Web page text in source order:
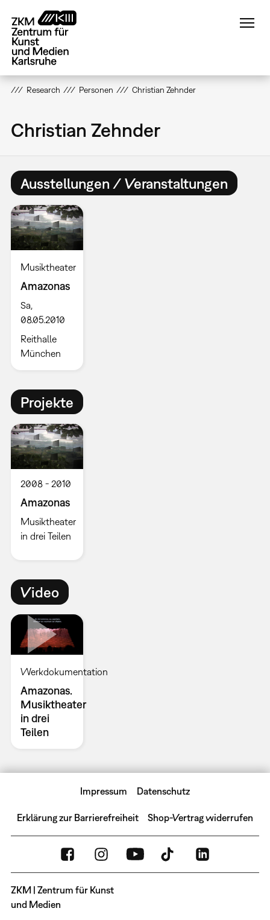
zum
Inhalt
Research Personen Christian Zehnder
Christian Zehnder
Ausstellungen / Veranstaltungen
Musiktheater
Amazonas
Sa,
08.05.2010
Reithalle
München
Projekte
2008 2010
Amazonas
Musiktheater
in drei Teilen
Video
Werkdokumentation
Amazonas.
Musiktheater
in drei
Teilen
Impressum Datenschutz
Erklärung zur Barrierefreiheit Shop-Vertrag widerrufen
ZKM | Zentrum für Kunst
und Medien